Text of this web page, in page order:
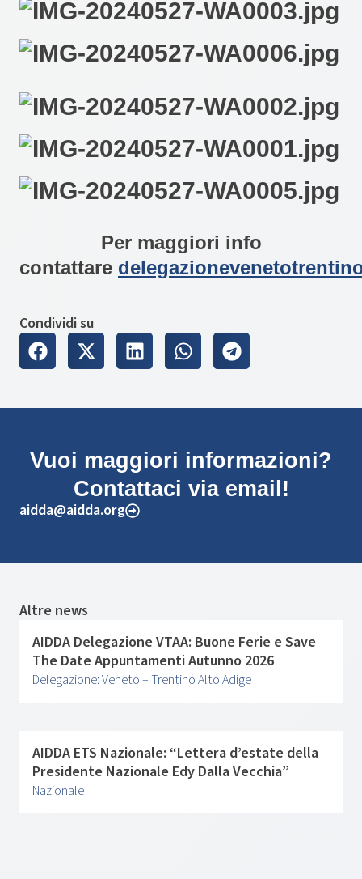
Per maggiori info
contattare
Condividi su
Vuoi maggiori informazioni?
Contattaci via email!
aidda@aidda.org
Altre news
AIDDA Delegazione VTAA: Buone Ferie e Save
The Date Appuntamenti Autunno 2026
Delegazione: Veneto – Trentino Alto Adige
AIDDA ETS Nazionale: “Lettera d’estate della
Presidente Nazionale Edy Dalla Vecchia”
Nazionale